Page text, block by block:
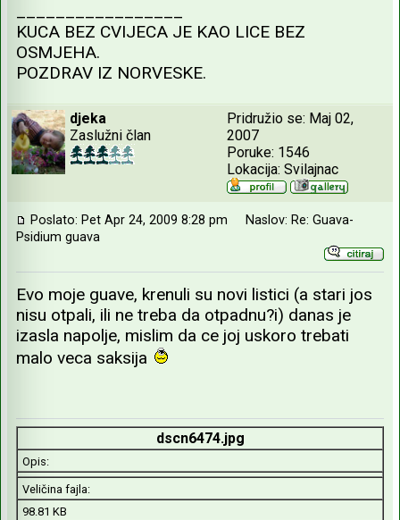
_________________
KUCA BEZ CVIJECA JE KAO LICE BEZ
OSMJEHA.
POZDRAV IZ NORVESKE.
djeka
Zaslužni član
Pridružio se: Maj 02,
2007
Poruke: 1546
Lokacija: Svilajnac
Poslato: Pet Apr 24, 2009 8:28 pm
Naslov: Re: Guava-
Psidium guava
Evo moje guave, krenuli su novi listici (a stari jos
nisu otpali, ili ne treba da otpadnu?i) danas je
izasla napolje, mislim da ce joj uskoro trebati
malo veca saksija
dscn6474.jpg
Opis:
Veličina fajla:
98.81 KB